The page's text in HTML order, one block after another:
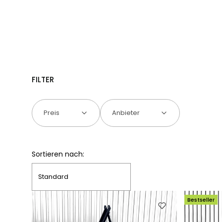
FILTER
Preis Anbieter
Produktliste
Sortieren nach:
Standard
Bestseller